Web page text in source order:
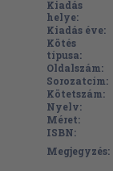
Kiadás
helye:
Kiadás éve:
Kötés
típusa:
Oldalszám:
Sorozatcím:
Kötetszám:
Nyelv:
Méret:
ISBN:
Megjegyzés: